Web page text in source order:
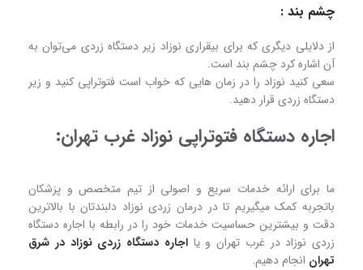
چشم بند :
از دلایلی دیگری که برای بیقراری نوزاد زیر دستگاه زردی می‌توان به
آن اشاره کرد چشم بند است.
سعی کنید نوزاد را در زمان هایی که خواب است فتوتراپی کنید و زیر
دستگاه زردی قرار دهید.
اجاره دستگاه فتوتراپی نوزاد غرب تهران:
ما برای ارائه خدمات سریع و اصولی از تیم متخصص و پزشکان
باتجربه کمک میگیریم تا در درمان زردی نوزاد دلبندتان با بالاترین
دقت و بیشترین حساسیت خدمات خود را در رابطه با اجاره دستگاه
زردی نوزاد در غرب تهران و یااجاره دستگاه زردی نوزاد در شرق
تهران انجام دهیم.